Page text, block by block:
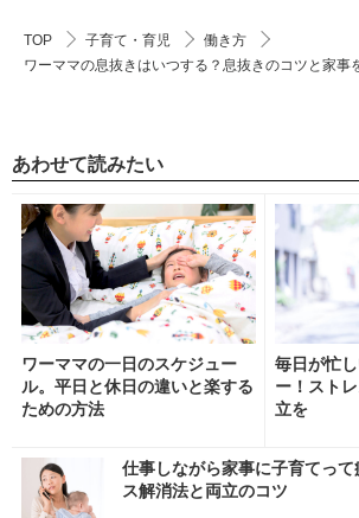
TOP 子育て・育児
働き方
ワーママの息抜きはいつする？息抜きのコツと家事
あわせて読みたい
ワーママの一日のスケジュー
ル。平日と休日の違いと楽する
ための方法
毎日が忙
ー！スト
立を
仕事しながら家事に子育てって
ス解消法と両立のコツ